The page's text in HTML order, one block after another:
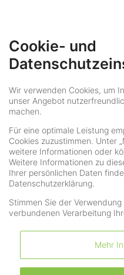
Zurück zu den
Cookie- und
Wir verwenden Cookies, um
unser Angebot
machen.
Für eine optimale Leistung
Cookies zuzustimmen. Unter
weitere Informationen oder
Weitere Informationen zu
Ihrer persönlichen Daten
Datenschutzerklärung.
Stimmen Sie der
verbundenen Verarbeitung
Mehr